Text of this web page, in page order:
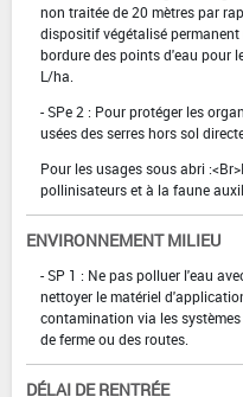
non traitée de 20 mètres par
dispositif végétalisé
bordure des points d'eau pour
L/ha.
- SPe 2 : Pour protéger les
usées des serres hors sol
Pour les usages sous abri
pollinisateurs et à la faune
ENVIRONNEMENT MILIEU
- SP 1 : Ne pas polluer l'eau
nettoyer le matériel
contamination via les
de ferme ou des routes.
DÉLAI DE RENTRÉE